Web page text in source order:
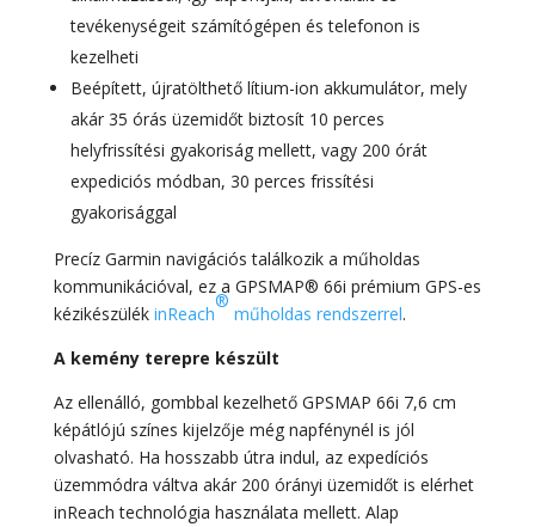
tevékenységeit számítógépen és telefonon is
kezelheti
Beépített, újratölthető lítium-ion akkumulátor, mely
akár 35 órás üzemidőt biztosít 10 perces
helyfrissítési gyakoriság mellett, vagy 200 órát
expediciós módban, 30 perces frissítési
gyakorisággal
Precíz Garmin navigációs találkozik a műholdas
kommunikációval, ez a GPSMAP® 66i prémium GPS-es
kézikészülék inReach
®
műholdas rendszerrel.
A kemény terepre készült
Az ellenálló, gombbal kezelhető GPSMAP 66i 7,6 cm
képátlójú színes kijelzője még napfénynél is jól
olvasható. Ha hosszabb útra indul, az expedíciós
üzemmódra váltva akár 200 órányi üzemidőt is elérhet
inReach technológia használata mellett. Alap